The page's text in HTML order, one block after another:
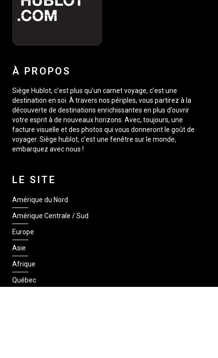
À PROPOS
Siège Hublot, c’est plus qu’un carnet voyage, c’est une
destination en soi. À travers nos périples, vous partirez à la
découverte de destinations enrichissantes en plus d’ouvrir
votre esprit à de nouveaux horizons. Avec, toujours, une
facture visuelle et des photos qui vous donneront le goût de
voyager. Siège hublot, c’est une fenêtre sur le monde,
embarquez avec nous !
LE SITE
Amérique du Nord
Amérique Centrale / Sud
Europe
Asie
Afrique
Québec